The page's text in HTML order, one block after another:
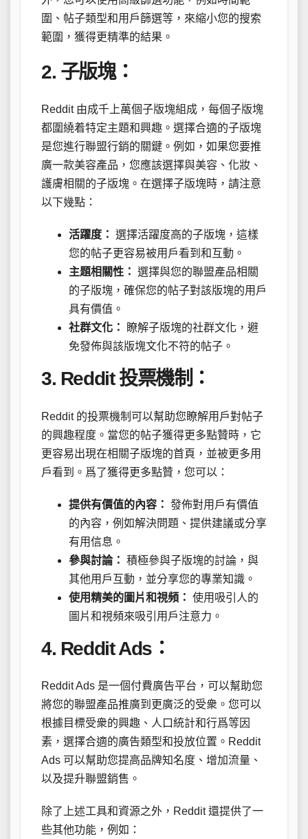
圍、帖子類型和用戶篩選等，來縮小您的搜索
範圍，獲得更精準的結果。
2. 子版塊：
Reddit 由成千上萬個子版塊組成，每個子版塊
都圍繞着特定主題和興趣。選擇合適的子版塊
是您進行聯盟行銷的關鍵。例如，如果您要推
廣一款美容產品，您應該選擇與美容、化妝、
護膚相關的子版塊。在選擇子版塊時，請注意
以下幾點：
活躍度： 選擇活躍度高的子版塊，這樣
您的帖子更容易被用戶看到和互動。
主題相關性： 選擇與您的聯盟產品相關
的子版塊，確保您的帖子對該版塊的用戶
具有價值。
社群文化：
瞭解子版塊的社群文化，避
免發佈與該版塊文化不符的帖子。
3. Reddit 投票機制：
Reddit 的投票機制可以幫助您瞭解用戶對帖子
的興趣程度。當您的帖子獲得更多點贊時，它
更容易出現在相關子版塊的首頁，並被更多用
戶看到。爲了獲得更多點贊，您可以：
提供有價值的內容： 發佈對用戶有價值
的內容，例如解決問題、提供建議或分享
有用信息。
參與討論： 積極參與子版塊的討論，與
其他用戶互動，並分享您的專業知識。
使用精美的圖片和視頻： 使用吸引人的
圖片和視頻來吸引用戶注意力。
4. Reddit Ads：
Reddit Ads 是一個付費廣告平台，可以幫助您
將您的聯盟產品推廣到更廣泛的受衆。您可以
根據目標受衆的興趣、人口統計和行爲等因
素，選擇合適的廣告類型和投放位置。Reddit
Ads 可以幫助您提高品牌知名度、增加流量、
以及提升聯盟銷售。
除了上述工具和資源之外，Reddit 還提供了一
些其他功能，例如：